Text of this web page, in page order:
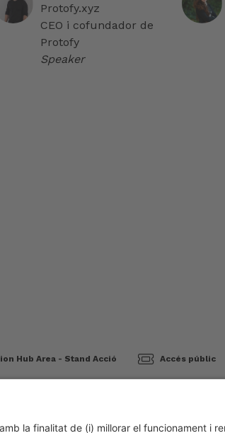
Protofy.xyz
CEO i cofundador de
Protofy
Speaker
Hub Area - Stand Acció Accés públic